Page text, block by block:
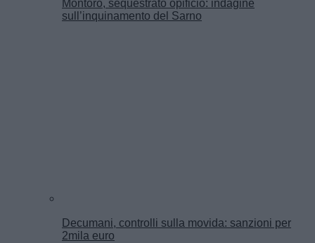
Montoro, sequestrato opificio: indagine
sull’inquinamento del Sarno
Decumani, controlli sulla movida: sanzioni per
2mila euro